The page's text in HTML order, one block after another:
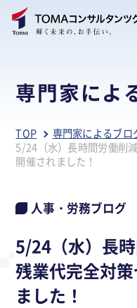
専門家によ
TOP 専門家によるブロ
5/24（水）長時間労働削
開催されました！
人事・労務ブログ
5/24（水）長
残業代完全対
ました！